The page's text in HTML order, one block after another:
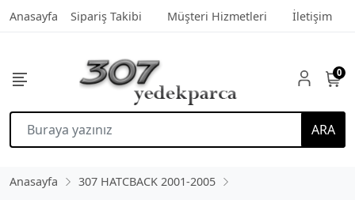
Anasayfa Sipariş Takibi Müşteri Hizmetleri İletişim
ARA
0
Anasayfa
307 HATCBACK 2001-2005